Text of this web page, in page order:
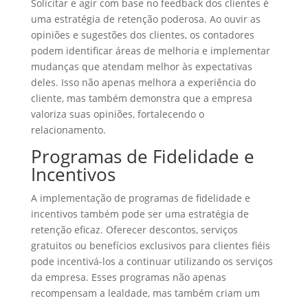
Solicitar e agir com base no feedback dos clientes é
uma estratégia de retenção poderosa. Ao ouvir as
opiniões e sugestões dos clientes, os contadores
podem identificar áreas de melhoria e implementar
mudanças que atendam melhor às expectativas
deles. Isso não apenas melhora a experiência do
cliente, mas também demonstra que a empresa
valoriza suas opiniões, fortalecendo o
relacionamento.
Programas de Fidelidade e
Incentivos
A implementação de programas de fidelidade e
incentivos também pode ser uma estratégia de
retenção eficaz. Oferecer descontos, serviços
gratuitos ou benefícios exclusivos para clientes fiéis
pode incentivá-los a continuar utilizando os serviços
da empresa. Esses programas não apenas
recompensam a lealdade, mas também criam um